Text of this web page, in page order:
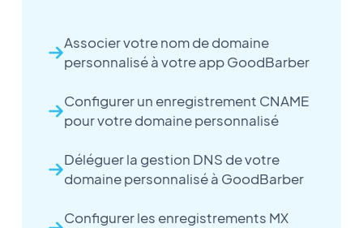
Associer votre nom de domaine
personnalisé à votre app GoodBarber
Configurer un enregistrement CNAME
pour votre domaine personnalisé
Déléguer la gestion DNS de votre
domaine personnalisé à GoodBarber
Configurer les enregistrements MX